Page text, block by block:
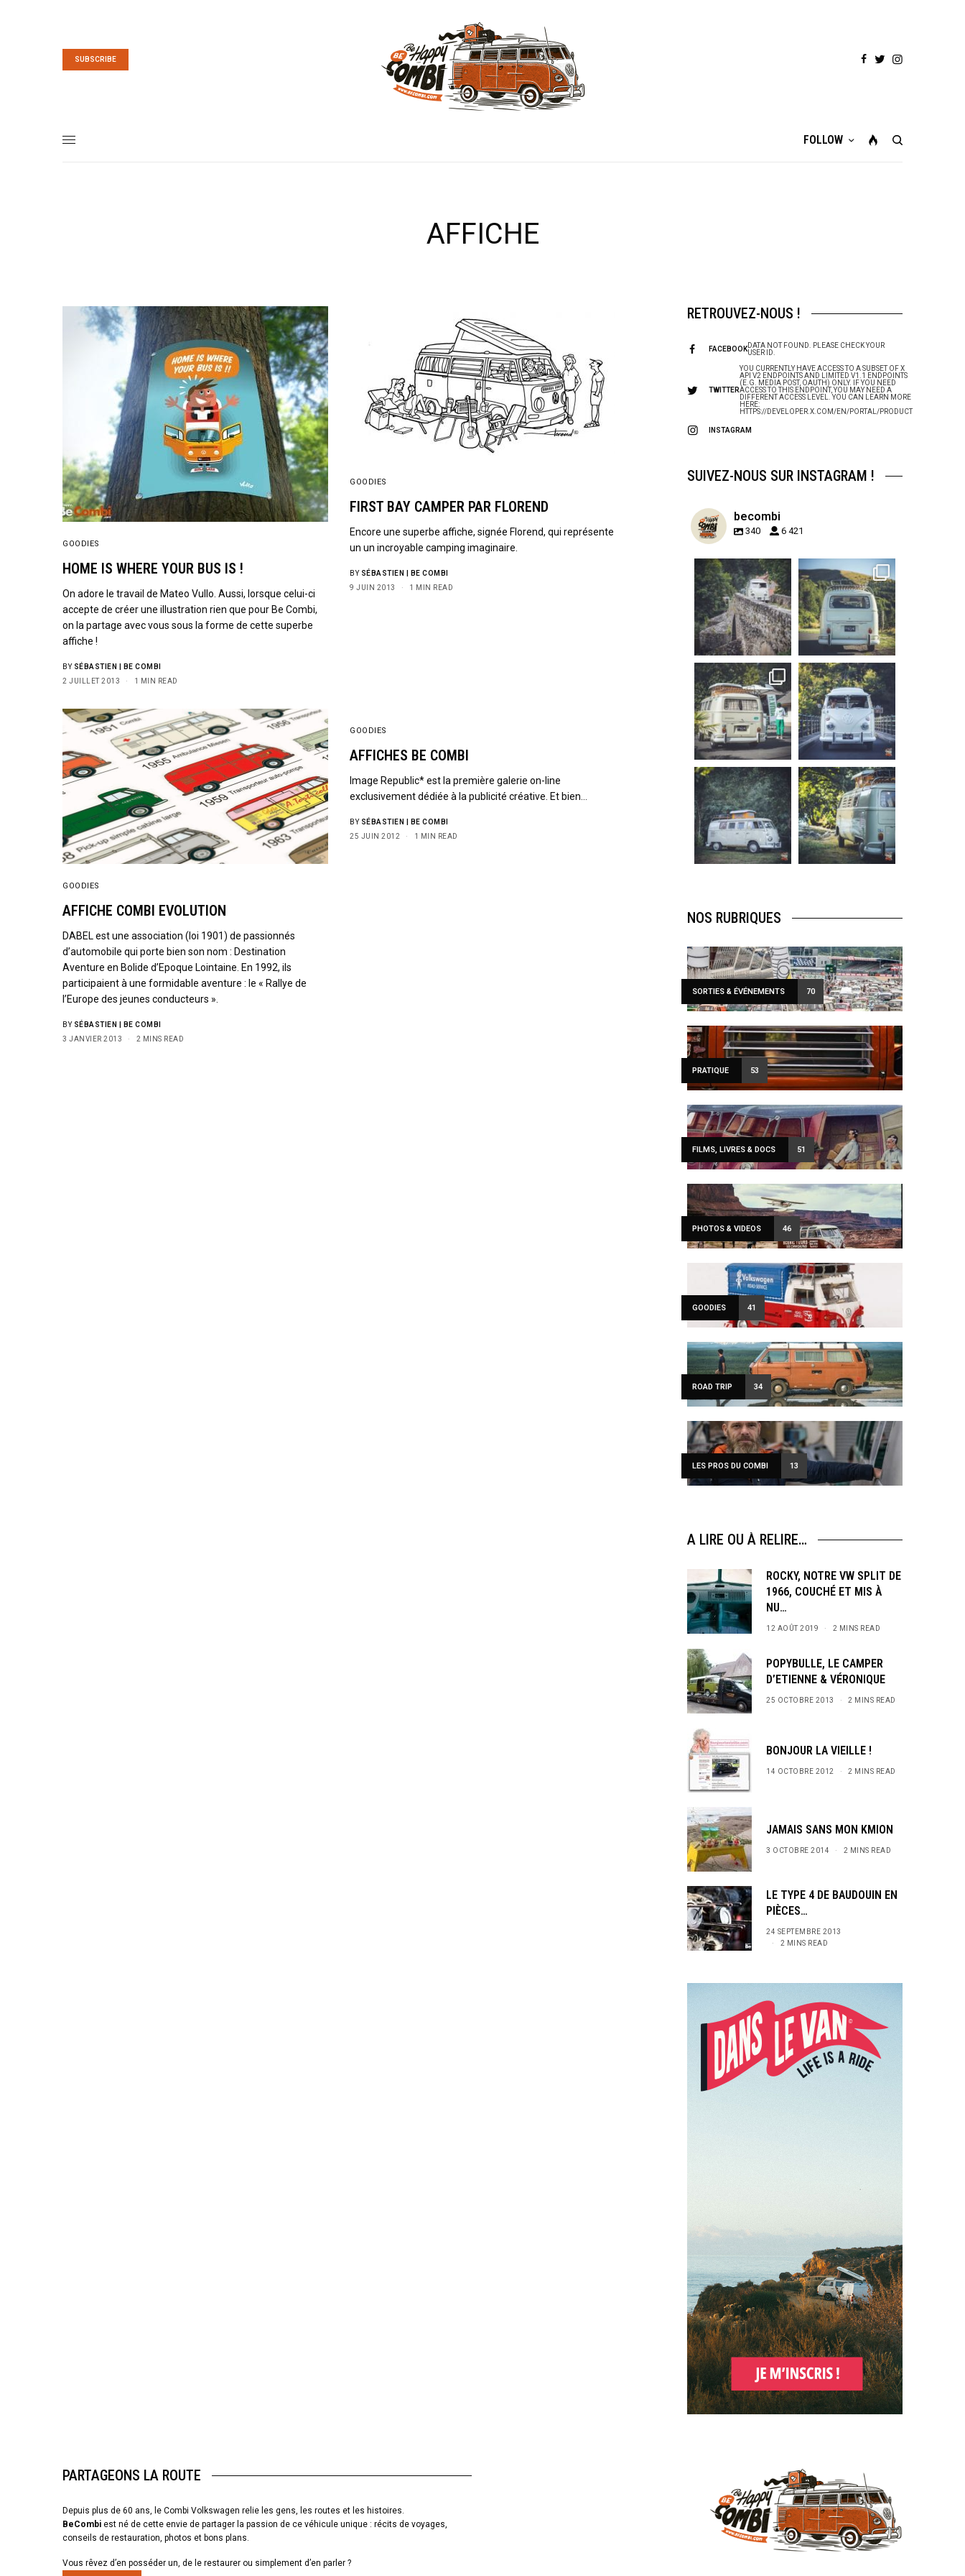
SUBSCRIBE
FOLLOW
AFFICHE
GOODIES
HOME IS WHERE YOUR BUS IS !
On adore le travail de Mateo Vullo. Aussi, lorsque celui-ci
accepte de créer une illustration rien que pour Be Combi,
on la partage avec vous sous la forme de cette superbe
affiche !
BY SÉBASTIEN | BE COMBI
2 JUILLET 2013
1 MIN READ
GOODIES
FIRST BAY CAMPER PAR FLOREND
Encore une superbe affiche, signée Florend, qui représente
un un incroyable camping imaginaire.
BY SÉBASTIEN | BE COMBI
9 JUIN 2013
1 MIN READ
GOODIES
AFFICHE COMBI EVOLUTION
DABEL est une association (loi 1901) de passionnés
d’automobile qui porte bien son nom : Destination
Aventure en Bolide d’Epoque Lointaine. En 1992, ils
participaient à une formidable aventure : le « Rallye de
l’Europe des jeunes conducteurs ».
BY SÉBASTIEN | BE COMBI
3 JANVIER 2013
2 MINS READ
GOODIES
AFFICHES BE COMBI
Image Republic* est la première galerie on-line
exclusivement dédiée à la publicité créative. Et bien…
BY SÉBASTIEN | BE COMBI
25 JUIN 2012
1 MIN READ
RETROUVEZ-NOUS !
FACEBOOKDATA NOT FOUND. PLEASE CHECK YOUR
USER ID.
TWITTER
YOU CURRENTLY HAVE ACCESS TO A SUBSET OF X
API V2 ENDPOINTS AND LIMITED V1.1 ENDPOINTS
(E.G. MEDIA POST, OAUTH) ONLY. IF YOU NEED
ACCESS TO THIS ENDPOINT, YOU MAY NEED A
DIFFERENT ACCESS LEVEL. YOU CAN LEARN MORE
HERE:
HTTPS://DEVELOPER.X.COM/EN/PORTAL/PRODUCT
INSTAGRAM
SUIVEZ-NOUS SUR INSTAGRAM !
becombi
340 6 421
becombi
Sep 15
219
3
becombi
Sep 12
216
3
becombi
Sep 10
220
4
becombi
Août 10
177
becombi
Août 10
120
0
becombi
Août 10
108
0
NOS RUBRIQUES
SORTIES & ÉVÉNEMENTS 70
PRATIQUE 53
FILMS, LIVRES & DOCS 51
PHOTOS & VIDEOS 46
GOODIES 41
ROAD TRIP 34
LES PROS DU COMBI 13
A LIRE OU À RELIRE…
ROCKY, NOTRE VW SPLIT DE
1966, COUCHÉ ET MIS À
NU…
12 AOÛT 2019 2 MINS READ
POPYBULLE, LE CAMPER
D’ETIENNE & VÉRONIQUE
25 OCTOBRE 2013 2 MINS READ
BONJOUR LA VIEILLE !
14 OCTOBRE 2012 2 MINS READ
JAMAIS SANS MON KMION
3 OCTOBRE 2014 2 MINS READ
LE TYPE 4 DE BAUDOUIN EN
PIÈCES…
24 SEPTEMBRE 2013
2 MINS READ
PARTAGEONS LA ROUTE
Depuis plus de 60 ans, le Combi Volkswagen relie les gens, les routes et les histoires.
BeCombi est né de cette envie de partager la passion de ce véhicule unique : récits de voyages,
conseils de restauration, photos et bons plans.
Vous rêvez d’en posséder un, de le restaurer ou simplement d’en parler ?